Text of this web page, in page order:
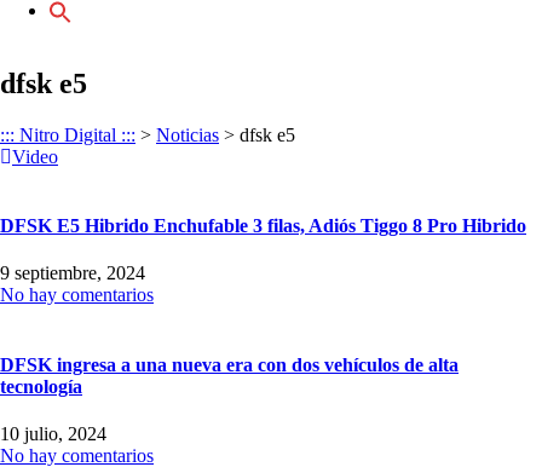
Search
dfsk e5
::: Nitro Digital ::: > Noticias > dfsk e5
Video
DFSK E5 Hibrido Enchufable 3 filas, Adiós Tiggo 8 Pro Hibrido
9 septiembre, 2024
No hay comentarios
DFSK ingresa a una nueva era con dos vehículos de alta
tecnología
10 julio, 2024
No hay comentarios